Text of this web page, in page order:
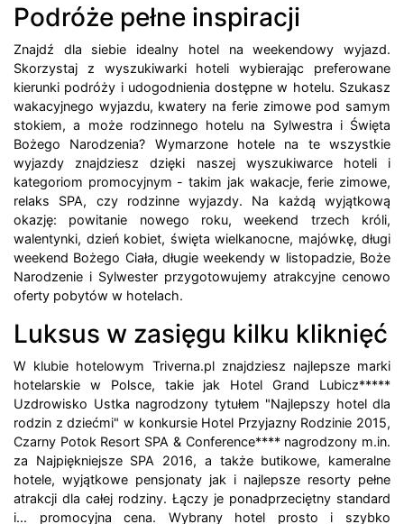
Podróże pełne inspiracji
Znajdź dla siebie idealny hotel na weekendowy wyjazd.
Skorzystaj z wyszukiwarki hoteli wybierając preferowane
kierunki podróży i udogodnienia dostępne w hotelu. Szukasz
wakacyjnego wyjazdu, kwatery na ferie zimowe pod samym
stokiem, a może rodzinnego hotelu na Sylwestra i Święta
Bożego Narodzenia? Wymarzone hotele na te wszystkie
wyjazdy znajdziesz dzięki naszej wyszukiwarce hoteli i
kategoriom promocyjnym - takim jak wakacje, ferie zimowe,
relaks SPA, czy rodzinne wyjazdy. Na każdą wyjątkową
okazję: powitanie nowego roku, weekend trzech króli,
walentynki, dzień kobiet, święta wielkanocne, majówkę, długi
weekend Bożego Ciała, długie weekendy w listopadzie, Boże
Narodzenie i Sylwester przygotowujemy atrakcyjne cenowo
oferty pobytów w hotelach.
Luksus w zasięgu kilku kliknięć
W klubie hotelowym Triverna.pl znajdziesz najlepsze marki
hotelarskie w Polsce, takie jak Hotel Grand Lubicz*****
Uzdrowisko Ustka nagrodzony tytułem "Najlepszy hotel dla
rodzin z dziećmi" w konkursie Hotel Przyjazny Rodzinie 2015,
Czarny Potok Resort SPA & Conference**** nagrodzony m.in.
za Najpiękniejsze SPA 2016, a także butikowe, kameralne
hotele, wyjątkowe pensjonaty jak i najlepsze resorty pełne
atrakcji dla całej rodziny. Łączy je ponadprzeciętny standard
i... promocyjna cena. Wybrany hotel prosto i szybko